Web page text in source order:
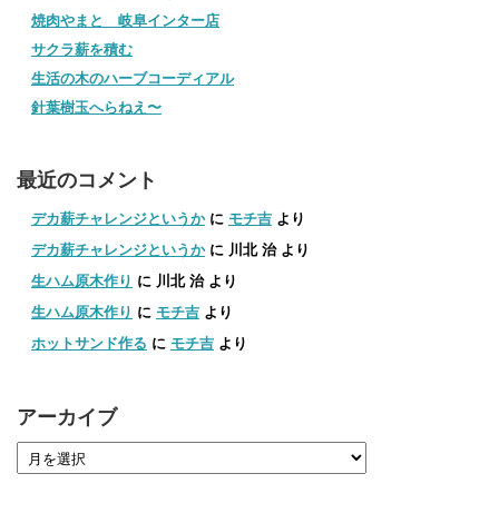
焼肉やまと 岐阜インター店
サクラ薪を積む
生活の木のハーブコーディアル
針葉樹玉へらねえ〜
最近のコメント
デカ薪チャレンジというかに モチ吉 より
デカ薪チャレンジというかに 川北 治より
生ハム原木作り に 川北 治より
生ハム原木作り に モチ吉 より
ホットサンド作る に モチ吉 より
アーカイブ